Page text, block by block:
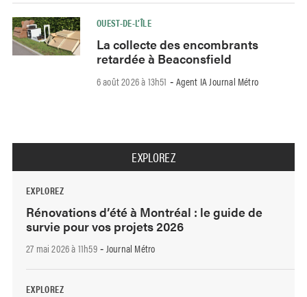
OUEST-DE-L’ÎLE
La collecte des encombrants
retardée à Beaconsfield
6 août 2026 à 13h51 - Agent IA Journal Métro
EXPLOREZ
EXPLOREZ
Rénovations d’été à Montréal : le guide de
survie pour vos projets 2026
27 mai 2026 à 11h59- Journal Métro
EXPLOREZ